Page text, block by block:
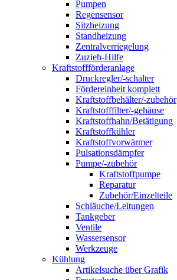
Pumpen
Regensensor
Sitzheizung
Standheizung
Zentralverriegelung
Zuzieh-Hilfe
Kraftstoffförderanlage
Druckregler/-schalter
Fördereinheit komplett
Kraftstoffbehälter/-zubehör
Kraftstofffilter/-gehäuse
Kraftstoffhahn/Betätigung
Kraftstoffkühler
Kraftstoffvorwärmer
Pulsationsdämpfer
Pumpe/-zubehör
Kraftstoffpumpe
Reparatur
Zubehör/Einzelteile
Schläuche/Leitungen
Tankgeber
Ventile
Wassersensor
Werkzeuge
Kühlung
Artikelsuche über Grafik